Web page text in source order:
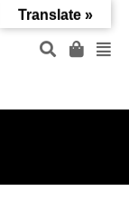
Translate »